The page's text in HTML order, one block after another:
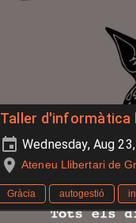
Taller d'informàtica
Wednesday, Aug
Ateneu Llibertari de
Gràcia autogestió